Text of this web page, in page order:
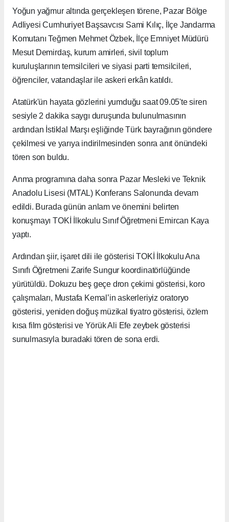
Yoğun yağmur altında gerçekleşen törene, Pazar Bölge
Adliyesi Cumhuriyet Başsavcısı Sami Kılıç, İlçe Jandarma
Komutanı Teğmen Mehmet Özbek, İlçe Emniyet Müdürü
Mesut Demirdaş, kurum amirleri, sivil toplum
kuruluşlarının temsilcileri ve siyasi parti temsilcileri,
öğrenciler, vatandaşlar ile askeri erkân katıldı.
Atatürk'ün hayata gözlerini yumduğu saat 09.05'te siren
sesiyle 2 dakika saygı duruşunda bulunulmasının
ardından İstiklal Marşı eşliğinde Türk bayrağının göndere
çekilmesi ve yarıya indirilmesinden sonra anıt önündeki
tören son buldu.
Anma programına daha sonra Pazar Mesleki ve Teknik
Anadolu Lisesi (MTAL) Konferans Salonunda devam
edildi. Burada günün anlam ve önemini belirten
konuşmayı TOKİ İlkokulu Sınıf Öğretmeni Emircan Kaya
yaptı.
Ardından şiir, işaret dili ile gösterisi TOKİ İlkokulu Ana
Sınıfı Öğretmeni Zarife Sungur koordinatörlüğünde
yürütüldü. Dokuzu beş geçe dron çekimi gösterisi, koro
çalışmaları, Mustafa Kemal’in askerleriyiz oratoryo
gösterisi, yeniden doğuş müzikal tiyatro gösterisi, özlem
kısa film gösterisi ve Yörük Ali Efe zeybek gösterisi
sunulmasıyla buradaki tören de sona erdi.